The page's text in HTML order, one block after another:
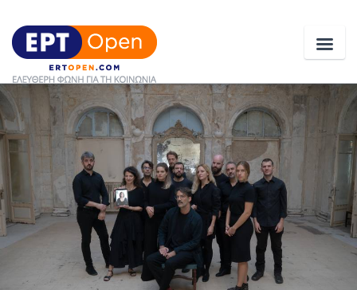
Ειδήσεις
Ελλάδα
Κοινωνία
Πολιτική
Οικονομία